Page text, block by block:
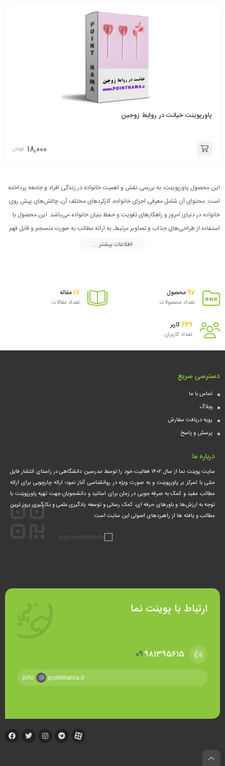
پاورپوینت خیانت در روابط زوجین
18,000 تومان
به
سبد
این محصول پاورپوینت، به بررسی نقش و اهمیت خانواده در زندگی افراد و جامعه پرداخته
است. محتوای آن شامل معرفی اجزای خانواده، کارکردهای مختلف آن، چالش‌های پیش روی
خانواده در دنیای امروز و راهکارهای تقویت و حفظ بنیان خانواده می‌باشد. این محصول با
استفاده از طراحی‌های جذاب و تصاویر مرتبط، به ارائه مطالب به صورت منسجم و قابل فهم
پرداخته است. هدف این محصول، افزایش آگاهی و درک مخاطبان در مورد اهمیت نهاد
اطلاعات بیشتر ...
97محصول
تعداد محصولات
17 مقاله
تعداد مقالات
249 کاربر
تعداد کاربران
دسترسی سریع
تماس با ما
وبلاگ
رویه دریافت سفارش
پرسش و پاسخ
درباره ما
سایت پوینت نما از سال ۱۴۰۲ فعالیت خود را توسط مدرسین دانشگاهی در راستای انتشار فایل
متنی با تمرکز بر پاورپوینت و به صورت ویژه در روانشناسی آغاز نمود؛ ارائه چارچوبی برای ارائه
مطالب مفید و کمک‌ به صرفه جویی در زمان برای اساتید و دانشجویان جهت تهیه پاورپوینت با
توجه به ارزش‌ها و باورهای حرفه ای، کمک‌ رسانی و توسعه یادگیری علمی و بکارگیری بروز ترین
مطالب و یافته ها از راهبردهای اصولی این سایت است.
ارتباط با پوینت نما
۰۹۹۸۱۳۹۵۶۱۵
info pointnama.ir